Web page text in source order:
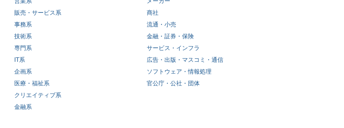
販売・サービス系
事務系
技術系
専門系
IT系
企画系
医療・福祉系
クリエイティブ系
金融系
商社
流通・小売
金融・証券・保険
サービス・インフラ
広告・出版・マスコミ・通信
ソフトウェア・情報処理
官公庁・公社・団体